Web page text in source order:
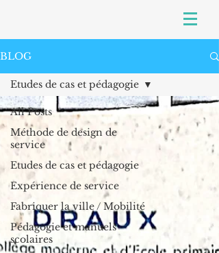
BLOG
All Posts
Méthode de design de
service
Etudes de cas et pédagogie
Expérience de service
Fabriquer la ville / Mobilité
Pédagogie et manuels
scolaires
Etudes de cas et pédagogie